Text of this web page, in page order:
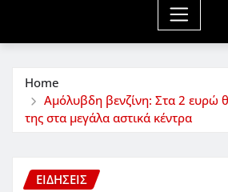
Home
Aμόλυβδη βενζίνη: Στα 2 ευρώ
της στα μεγάλα αστικά κέντρα
ΕΙΔΗΣΕΙΣ